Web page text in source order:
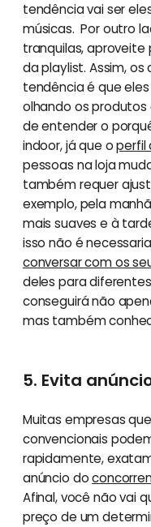
tendência vai ser
músicas. Por outro
tranquilas, aproveite
da playlist. Assim,
tendência é que
olhando os produtos
de entender o
indoor, já que operfil
pessoas na loja
também requer
exemplo, pela
mais suaves e à
isso não é
conversar com os
deles para
conseguirá não
mas também
5. Evita
Muitas empresas
convencionais
rapidamente,
anúncio do
Afinal, você não vai
preço de um